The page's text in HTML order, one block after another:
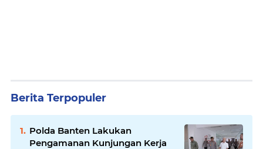
Berita Terpopuler
Polda Banten Lakukan
Pengamanan Kunjungan Kerja